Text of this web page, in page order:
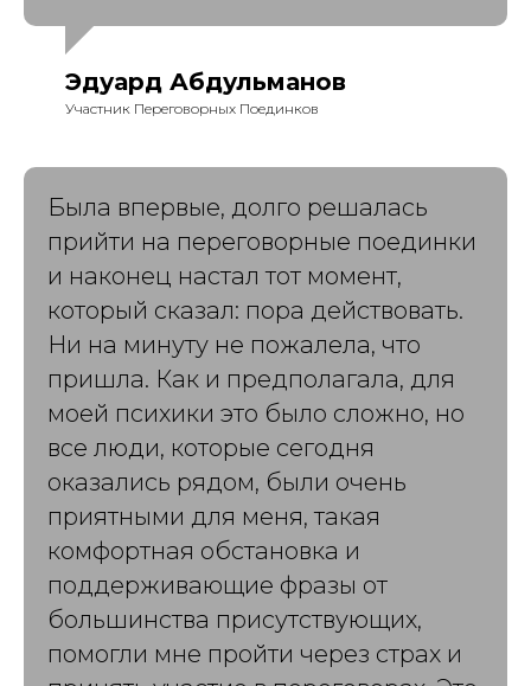
Эдуард Абдульманов
Участник Переговорных Поединков
Была впервые, долго решалась
прийти на переговорные поединки
и наконец настал тот момент,
который сказал: пора действовать.
Ни на минуту не пожалела, что
пришла. Как и предполагала, для
моей психики это было сложно, но
все люди, которые сегодня
оказались рядом, были очень
приятными для меня, такая
комфортная обстановка и
поддерживающие фразы от
большинства присутствующих,
помогли мне пройти через страх и